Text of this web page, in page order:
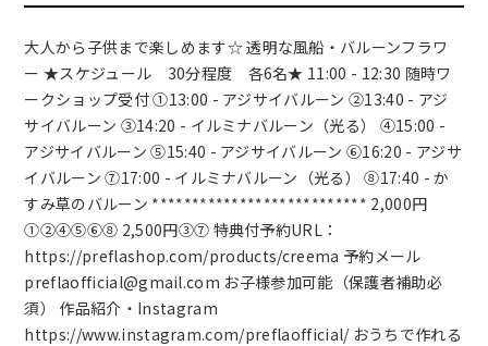
大人から子供まで楽しめます☆ 透明な風船・バルーンフラワ
ー ★スケジュール 30分程度 各6名★ 11:00 - 12:30 随時ワ
ークショップ受付 ①13:00 - アジサイバルーン ②13:40 - アジ
サイバルーン ③14:20 - イルミナバルーン（光る） ④15:00 -
アジサイバルーン ⑤15:40 - アジサイバルーン ⑥16:20 - アジサ
イバルーン ⑦17:00 - イルミナバルーン（光る） ⑧17:40 - か
すみ草のバルーン *************************** 2,000円
①②④⑤⑥⑧ 2,500円③⑦ 特典付予約URL：
https://preflashop.com/products/creema 予約メール
preflaofficial@gmail.com お子様参加可能（保護者補助必
須） 作品紹介・Instagram
https://www.instagram.com/preflaofficial/ おうちで作れる